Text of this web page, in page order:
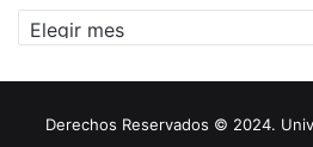
Archivos
Derechos Reservados © 2024.